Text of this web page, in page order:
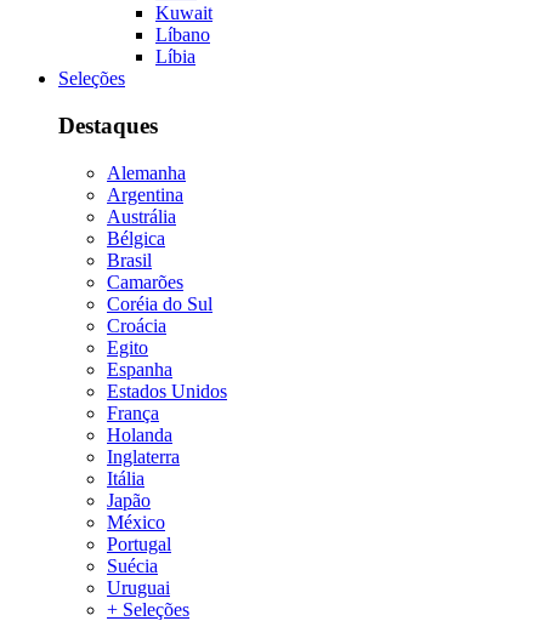
Kuwait
Líbano
Líbia
Seleções
Destaques
Alemanha
Argentina
Austrália
Bélgica
Brasil
Camarões
Coréia do Sul
Croácia
Egito
Espanha
Estados Unidos
França
Holanda
Inglaterra
Itália
Japão
México
Portugal
Suécia
Uruguai
+ Seleções